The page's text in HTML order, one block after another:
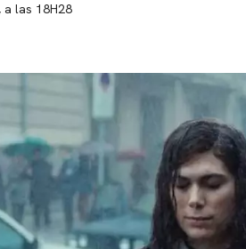
a las 18H28